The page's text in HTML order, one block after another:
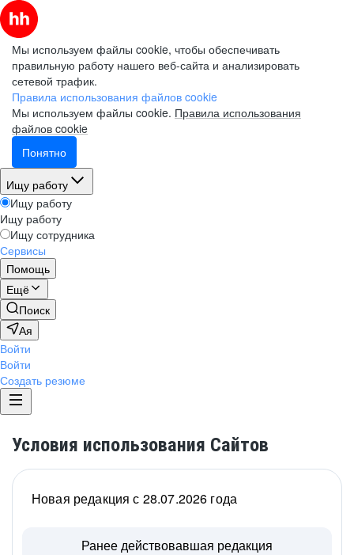
Мы используем файлы cookie, чтобы обеспечивать
правильную работу нашего веб-сайта и анализировать
сетевой трафик.
Правила использования файлов cookie
Мы используем файлы cookie. Правила использования
файлов cookie
Понятно
Ищу работу
Ищу работу
Ищу работу
Ищу сотрудника
Сервисы
Помощь
Ещё
Поиск
Ая
Войти
Войти
Создать резюме
Условия использования Сайтов
Новая редакция с 28.07.2026 года
Ранее действовавшая редакция